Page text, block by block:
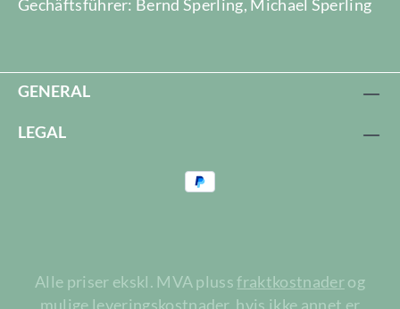
Gechäftsführer: Bernd Sperling, Michael Sperling
GENERAL
LEGAL
Alle priser ekskl. MVA plussfraktkostnaderog